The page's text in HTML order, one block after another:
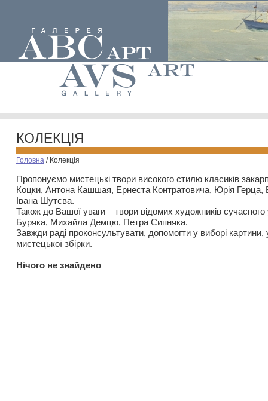
КОЛЕКЦІЯ
Головна / Колекція
Пропонуємо мистецькі твори високого стилю класиків
Коцки, Антона Кашшая, Ернеста Контратовича, Юрія
Івана Шутєва.
Також до Вашої уваги – твори відомих художників
Буряка, Михайла Демцю, Петра Сипняка.
Завжди раді проконсультувати, допомогти у виборі картини,
мистецької збірки.
Нiчого не знайдено